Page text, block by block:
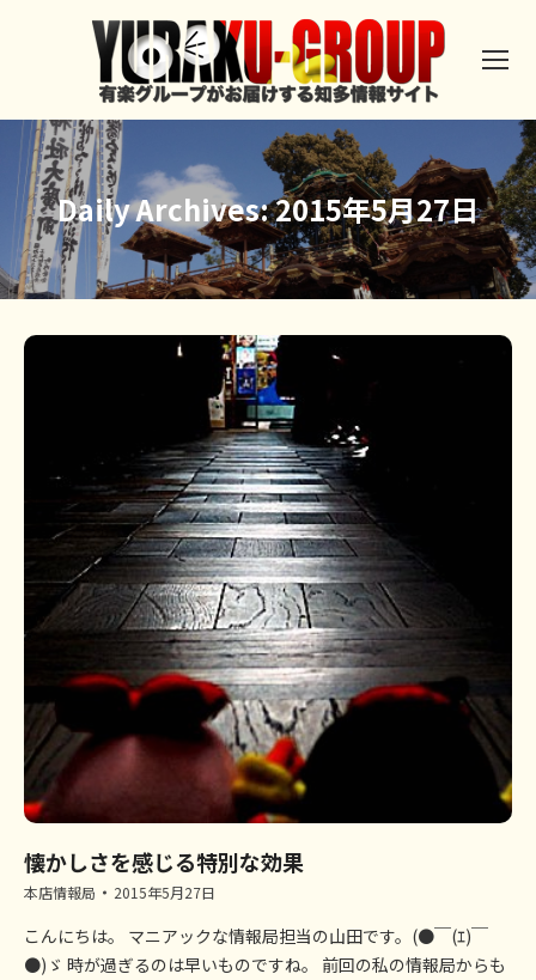
Daily Archives:2015年5月27日
懐かしさを感じる特別な効果
本店情報局 2015年5月27日
こんにちは。 マニアックな情報局担当の山田です。(●￣(ｴ)￣
●)ゞ 時が過ぎるのは早いものですね。 前回の私の情報局からも